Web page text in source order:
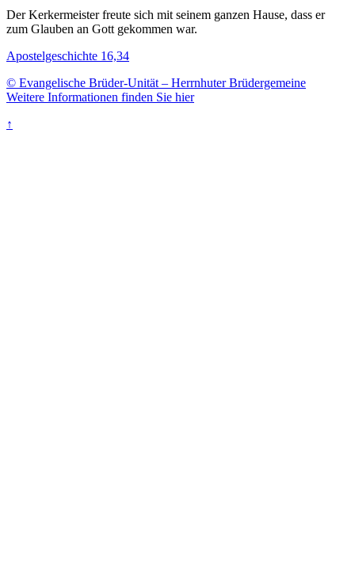
Der Kerkermeister freute sich mit seinem ganzen Hause, dass er
zum Glauben an Gott gekommen war.
Apostelgeschichte 16,34
© Evangelische Brüder-Unität – Herrnhuter Brüdergemeine
Weitere Informationen finden Sie hier
↑